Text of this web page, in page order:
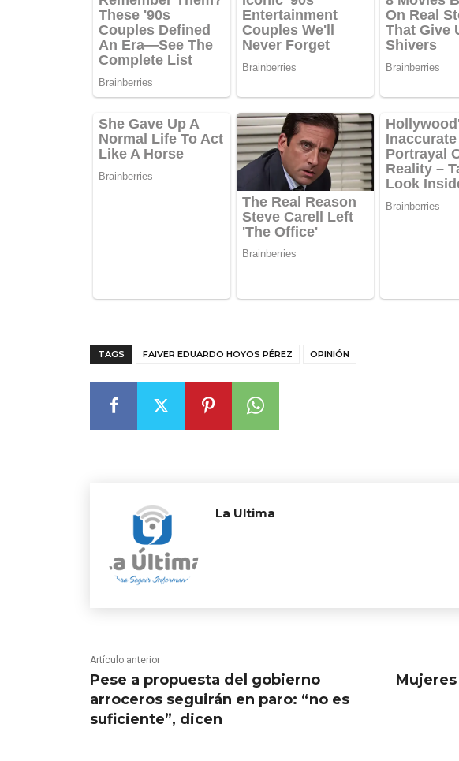
TAGS FAIVER EDUARDO HOYOS PÉREZ OPINIÓN
La Ultima
Artículo anterior
Pese a propuesta del gobierno
arroceros seguirán en paro: “no es
suficiente”, dicen